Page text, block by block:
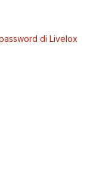
di Livelox